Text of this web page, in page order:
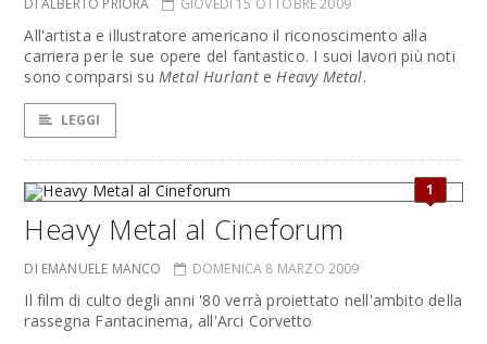
DI ALBERTO PRIORA GIOVEDÌ 15 OTTOBRE 2009
All'artista e illustratore americano il riconoscimento alla
carriera per le sue opere del fantastico. I suoi lavori più noti
sono comparsi su Metal HurlanteHeavy Metal.
LEGGI
1
Heavy Metal al Cineforum
DI EMANUELE MANCO DOMENICA 8 MARZO 2009
Il film di culto degli anni '80 verrà proiettato nell'ambito della
rassegna Fantacinema, all'Arci Corvetto